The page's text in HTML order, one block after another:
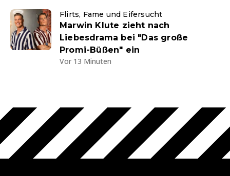
Flirts, Fame und Eifersucht
Marwin Klute zieht nach
Liebesdrama bei "Das große
Promi-Büßen" ein
Vor 13 Minuten